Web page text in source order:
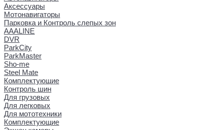
Аксессуары
Мотонавигаторы
Парковка и Контроль слепых зон
AAALINE
DVR
ParkCity
ParkMaster
Sho-me
Steel Mate
Комплектующие
Контроль шин
Для грузовых
Для легковых
Для мототехники
Комплектующие